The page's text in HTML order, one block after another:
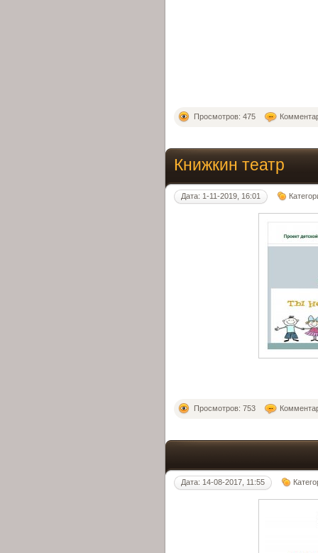
Просмотров: 475
Книжкин театр
Дата: 1-11-2019, 16:01
Просмотров: 753
Дата: 14-08-2017, 11:55